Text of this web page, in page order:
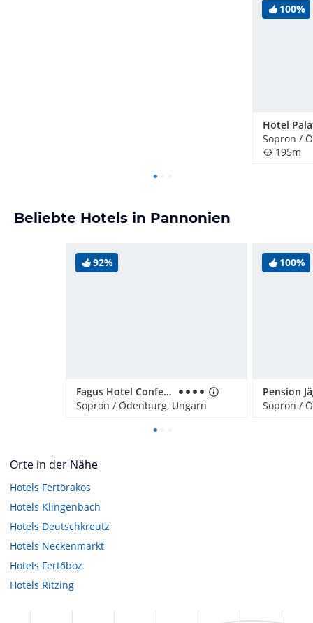
100%
Sopron /
195m
Beliebte Hotels in Pannonien
92%
Fagus Hotel Conference & Spa
Sopron / Ödenburg, Ungarn
100%
Sopron /
Orte in der Nähe
Hotels Fertörakos
Hotels Klingenbach
Hotels Deutschkreutz
Hotels Neckenmarkt
Hotels Fertőboz
Hotels Ritzing